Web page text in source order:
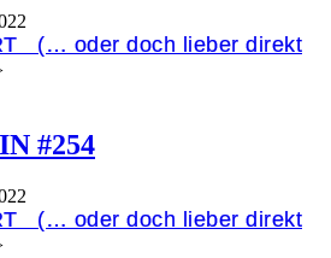
(… oder doch lieber direkt
#254
(… oder doch lieber direkt